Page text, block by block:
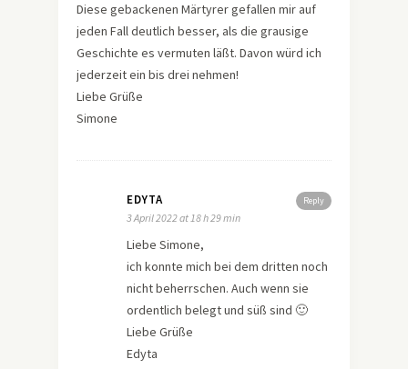
Diese gebackenen Märtyrer gefallen mir auf
jeden Fall deutlich besser, als die grausige
Geschichte es vermuten läßt. Davon würd ich
jederzeit ein bis drei nehmen!
Liebe Grüße
Simone
Reply
EDYTA
3 April 2022 at 18 h 29 min
Liebe Simone,
ich konnte mich bei dem dritten noch
nicht beherrschen. Auch wenn sie
ordentlich belegt und süß sind 🙂
Liebe Grüße
Edyta